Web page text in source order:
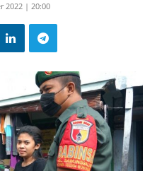
2022 | 20:00